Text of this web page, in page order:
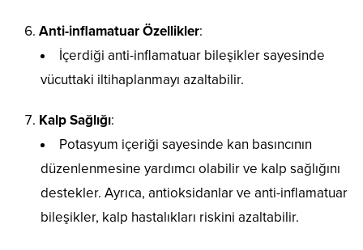
Anti-inflamatuar Özellikler:
İçerdiği anti-inflamatuar bileşikler sayesinde
vücuttaki iltihaplanmayı azaltabilir.
Kalp Sağlığı:
Potasyum içeriği sayesinde kan basıncının
düzenlenmesine yardımcı olabilir ve kalp sağlığını
destekler. Ayrıca, antioksidanlar ve anti-inflamatuar
bileşikler, kalp hastalıkları riskini azaltabilir.